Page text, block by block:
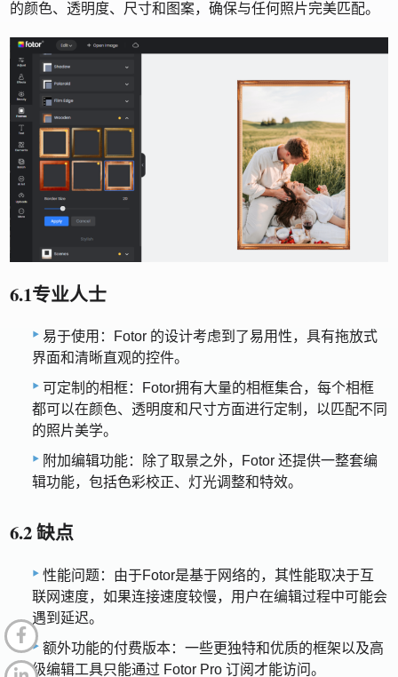
的颜色、透明度、尺寸和图案，确保与任何照片完美匹配。
6.1专业人士
易于使用：Fotor 的设计考虑到了易用性，具有拖放式
界面和清晰直观的控件。
可定制的相框：Fotor拥有大量的相框集合，每个相框
都可以在颜色、透明度和尺寸方面进行定制，以匹配不同
的照片美学。
附加编辑功能：除了取景之外，Fotor 还提供一整套编
辑功能，包括色彩校正、灯光调整和特效。
6.2 缺点
性能问题：由于Fotor是基于网络的，其性能取决于互
联网速度，如果连接速度较慢，用户在编辑过程中可能会
遇到延迟。
额外功能的付费版本：一些更独特和优质的框架以及高
级编辑工具只能通过 Fotor Pro 订阅才能访问。